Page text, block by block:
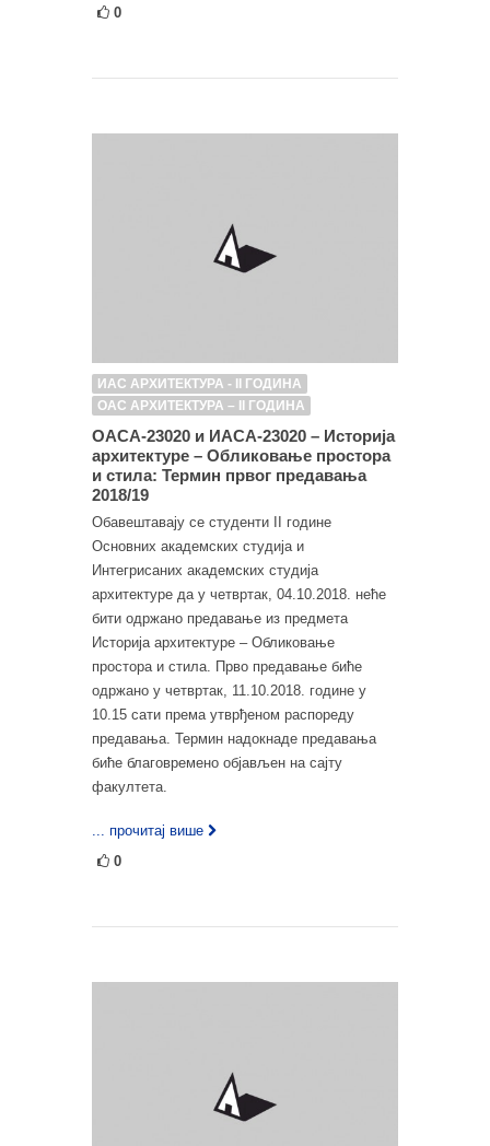
0
ИАС АРХИТЕКТУРА - II ГОДИНА
ОАС АРХИТЕКТУРА – II ГОДИНА
ОАСА-23020 и ИАСА-23020 – Историја
архитектуре – Обликовање простора
и стила: Термин првог предавања
2018/19
Обавештавају се студенти II године
Основних академских студија и
Интегрисаних академских студија
архитектуре да у четвртак, 04.10.2018. неће
бити одржано предавање из предмета
Историја архитектуре – Обликовање
простора и стила. Прво предавање биће
одржано у четвртак, 11.10.2018. године у
10.15 сати према утврђеном распореду
предавања. Термин надокнаде предавања
биће благовремено објављен на сајту
факултета.
... прочитај више
0